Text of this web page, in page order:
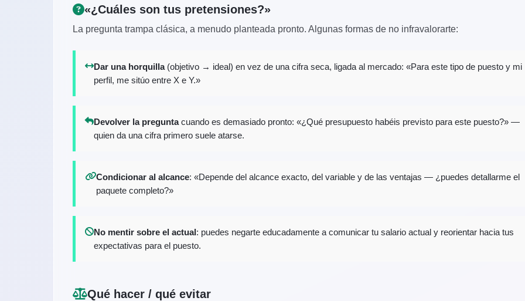
«¿Cuáles son tus pretensiones?»
La pregunta trampa clásica, a menudo planteada pronto. Algunas formas de no infravalorarte:
Dar una horquilla(objetivo → ideal) en vez de una cifra seca, ligada al mercado: «Para este tipo de puesto y mi
perfil, me sitúo entre X e Y.»
Devolver la preguntacuando es demasiado pronto: «¿Qué presupuesto habéis previsto para este puesto?» —
quien da una cifra primero suele atarse.
Condicionar al alcance: «Depende del alcance exacto, del variable y de las ventajas — ¿puedes detallarme el
paquete completo?»
No mentir sobre el actual: puedes negarte educadamente a comunicar tu salario actual y reorientar hacia tus
expectativas para el puesto.
Qué hacer / qué evitar